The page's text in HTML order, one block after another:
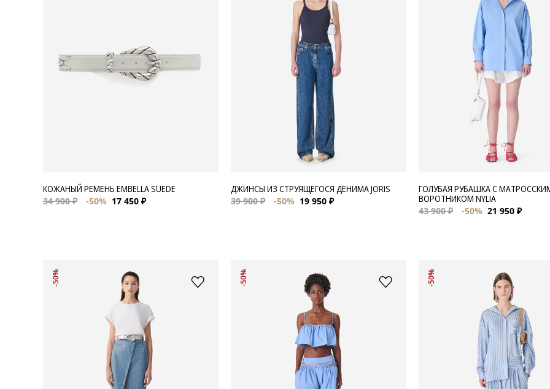
Сумки и аксессуары
КОЖАНЫЙ РЕМЕНЬ EMBELLA SUEDE
34 900 ₽
-50% 17 450 ₽
ДЖИНСЫ ИЗ СТРУЯЩЕГОСЯ ДЕНИМА JORIS
39 900 ₽
-50% 19 950 ₽
ГОЛУБАЯ РУБАШКА С
ВОРОТНИКОМ NYLIA
43 900 ₽
-50% 21 950 ₽
-50% -50% -50%